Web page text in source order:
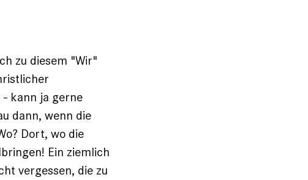
zu diesem "Wir"
- kann ja gerne
dann, wenn die
Dort, wo die
Ein ziemlich
vergessen, die zu